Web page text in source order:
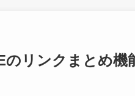
のリンクまとめ機